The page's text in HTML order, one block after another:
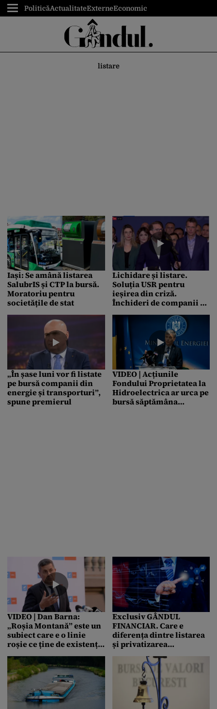
PoliticăActualitateExterneEconomic
listare
Iași: Se amână listarea
SalubrIS și CTP la bursă.
Moratoriu pentru
societățile de stat
Lichidare și listare.
Soluția USR pentru
ieșirea din criză.
Închideri de companii și
profitabile: FRITZ: Putem
să câștigăm 50 de
miliarde de lei printr-un
astfel de demers
„În șase luni vor fi listate
pe bursă companii din
energie și transporturi”,
spune premierul
VIDEO | Acțiunile
Fondului Proprietatea la
Hidroelectrica ar urca pe
bursă săptămâna
VIDEO | Dan Barna:
„Roșia Montană” este un
subiect care e o linie
roșie ce ține de existența
Exclusiv GÂNDUL
FINANCIAR. Care e
diferența dintre listarea
și privatizarea
Călin Meteș, Franklin
Templeton: „Noi, toți
românii, suntem
indirect acționari”